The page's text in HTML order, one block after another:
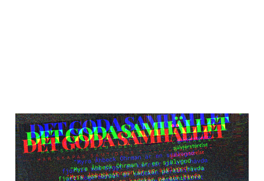
En fjortis
försvarstal
15 jul 20255 min read